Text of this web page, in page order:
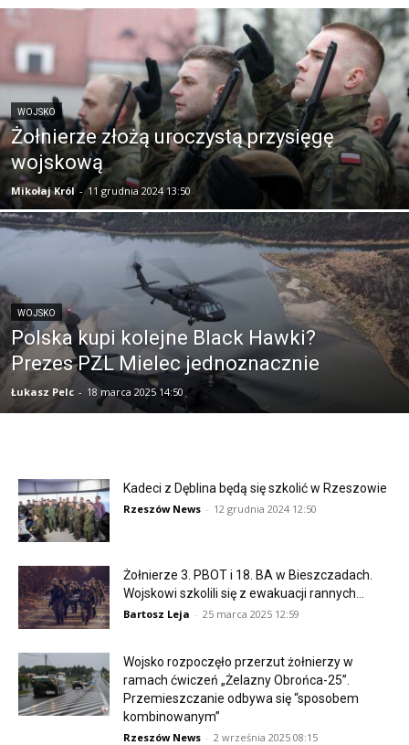
WOJSKO
Żołnierze złożą uroczystą przysięgę
wojskową
Mikołaj Król - 11 grudnia 2024 13:50
WOJSKO
Polska kupi kolejne Black Hawki?
Prezes PZL Mielec jednoznacznie
Łukasz Pelc - 18 marca 2025 14:50
Kadeci z Dęblina będą się szkolić w Rzeszowie
Rzeszów News - 12 grudnia 2024 12:50
Żołnierze 3. PBOT i 18. BA w Bieszczadach.
Wojskowi szkolili się z ewakuacji rannych...
Bartosz Leja - 25 marca 2025 12:59
Wojsko rozpoczęło przerzut żołnierzy w
ramach ćwiczeń „Żelazny Obrońca-25”.
Przemieszczanie odbywa się “sposobem
kombinowanym”
Rzeszów News - 2 września 2025 08:15